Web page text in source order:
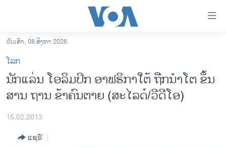
ເຂົ້າ
ຫາ
ຂ້າມ
ຂ້າມ
ຂ້າມ
ຫາ
ລາວ
ຂ່າວ​ຈີນ
ໂລກ
ວັນເສົາ, 08 ສິງຫາ 2026
ໂລກ
ນັກແລ່ນ ໂອລິມປິກ ອາຟຣິກາໃຕ້ ຖືກນຳໂຕ ຂຶ້ນ
ສານ ຖານ ຂ້າຄົນຕາຍ (ສະໄລດ໌/ວີດີໂອ)
15,02,2013
ແຊຣ໌